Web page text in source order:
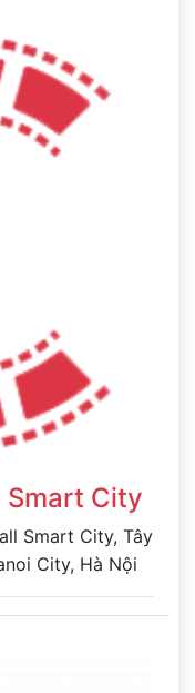
Smart City
Smart City, Tây
City, Hà Nội